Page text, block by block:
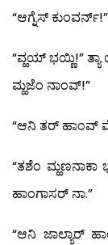
“ಆಗ್ನೆಸ್
“ವ್ಹಯ್ ಭಯ್ಣಿ!”
ಮ್ಹಜೆಂ ನಾಂವ್!”
“ಆನಿ ತರ್ ಹಾಂವ್
“ತಶೆಂ
ಹಾಂಗಾಸರ್ ನಾ.”
“ಆನಿ ಜಾಲ್ಯಾರ್